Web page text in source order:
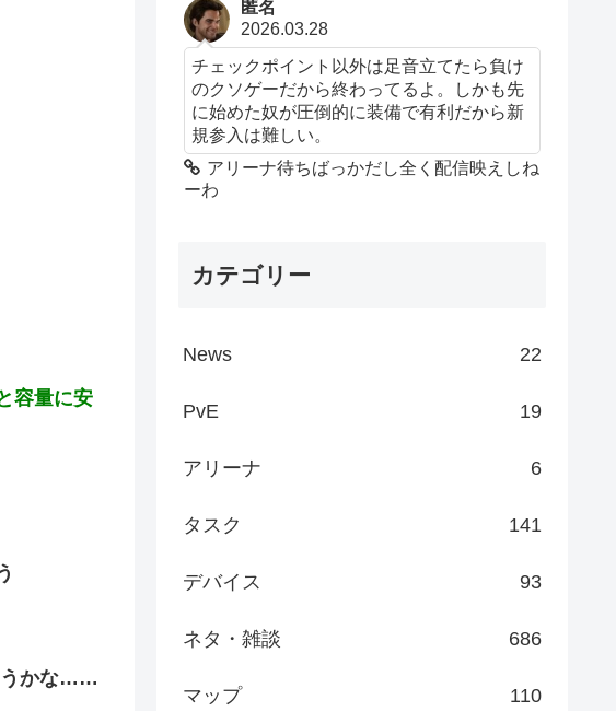
容量に安
うかな……
匿名
2026.03.28
チェックポイント以外は足音立てたら負け
のクソゲーだから終わってるよ。しかも先
に始めた奴が圧倒的に装備で有利だから新
規参入は難しい。
アリーナ待ちばっかだし全く配信映えしね
ーわ
カテゴリー
News 22
PvE 19
アリーナ 6
タスク 141
デバイス 93
ネタ・雑談 686
マップ 110